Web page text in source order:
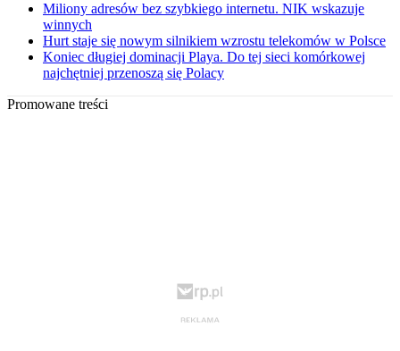
Miliony adresów bez szybkiego internetu. NIK wskazuje
winnych
Hurt staje się nowym silnikiem wzrostu telekomów w Polsce
Koniec długiej dominacji Playa. Do tej sieci komórkowej
najchętniej przenoszą się Polacy
Promowane treści